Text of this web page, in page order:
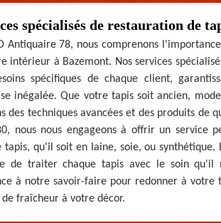
spécialisés de restauration de
Antiquaire 78, nous comprenons
intérieur à Bazemont. Nos services
spécifiques de chaque client,
inégalée. Que votre tapis soit ancien,
des techniques avancées et des produits
nous nous engageons à offrir un service
tapis, qu'il soit en laine, soie, ou synthétique.
de traiter chaque tapis avec le soin qu'il
à notre savoir-faire pour redonner à
fraîcheur à votre décor.